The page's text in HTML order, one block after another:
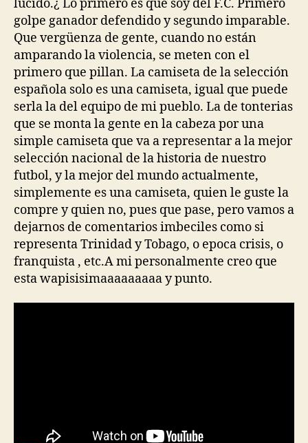
lucido.¿ Lo primero es que soy del F.C. Primero
golpe ganador defendido y segundo imparable.
Que vergüenza de gente, cuando no están
amparando la violencia, se meten con el
primero que pillan. La camiseta de la selección
española solo es una camiseta, igual que puede
serla la del equipo de mi pueblo. La de tonterias
que se monta la gente en la cabeza por una
simple camiseta que va a representar a la mejor
selección nacional de la historia de nuestro
futbol, y la mejor del mundo actualmente,
simplemente es una camiseta, quien le guste la
compre y quien no, pues que pase, pero vamos a
dejarnos de comentarios imbeciles como si
representa Trinidad y Tobago, o epoca crisis, o
franquista , etc.A mi personalmente creo que
esta wapisisimaaaaaaaaa y punto.